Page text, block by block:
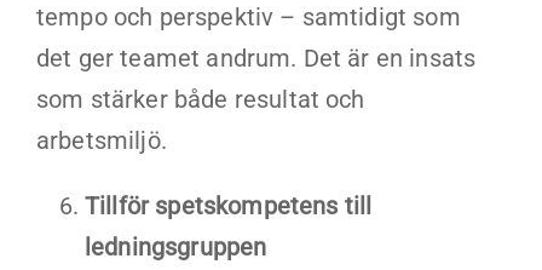
tempo och perspektiv – samtidigt som
det ger teamet andrum. Det är en insats
som stärker både resultat och
arbetsmiljö.
Tillför spetskompetens till
ledningsgruppen